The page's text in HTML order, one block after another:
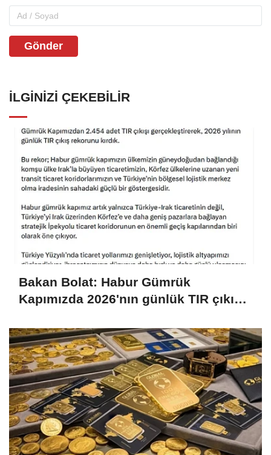
Gönder
İLGINIZI ÇEKEBILIR
Bakan Bolat: Habur Gümrük
Kapımızda 2026'nın günlük TIR çıkış